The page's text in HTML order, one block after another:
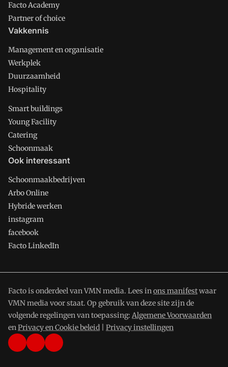
Facto Academy
Partner of choice
Vakkennis
Management en organisatie
Werkplek
Duurzaamheid
Hospitality
Smart buildings
Young Facility
Catering
Schoonmaak
Ook interessant
Schoonmaakbedrijven
Arbo Online
Hybride werken
instagram
facebook
Facto LinkedIn
Facto is onderdeel van VMN media. Lees inons manifestwaar
VMN media voor staat. Op gebruik van deze site zijn de
volgende regelingen van toepassing: Algemene Voorwaarden
enPrivacy en Cookie beleid Privacy instellingen